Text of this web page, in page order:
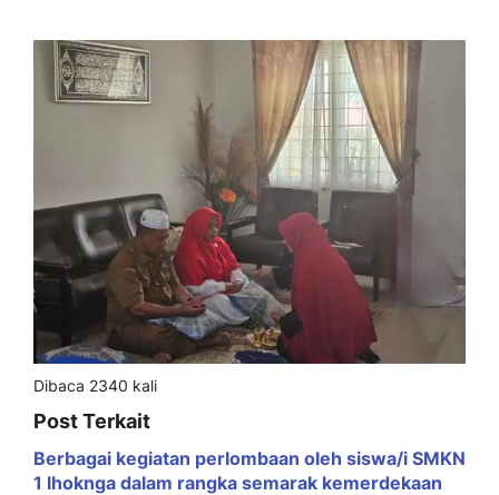
Dibaca 2340 kali
Post Terkait
Berbagai kegiatan perlombaan oleh siswa/i SMKN
1 lhoknga dalam rangka semarak kemerdekaan